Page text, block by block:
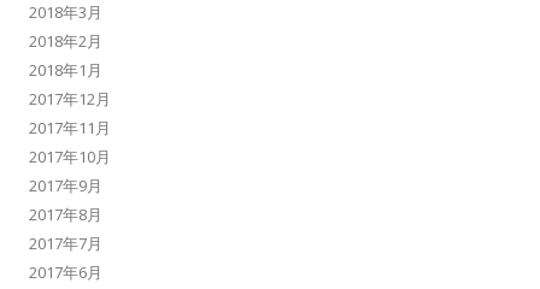
2018年3月
2018年2月
2018年1月
2017年12月
2017年11月
2017年10月
2017年9月
2017年8月
2017年7月
2017年6月